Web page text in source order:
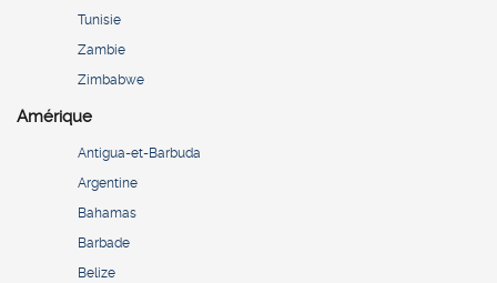
Tunisie
Zambie
Zimbabwe
Amérique
Antigua-et-Barbuda
Argentine
Bahamas
Barbade
Belize